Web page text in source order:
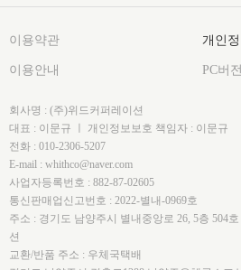
이용약관 개인
이용안내 PC버전
회사명 : (주)위드커퍼레이션
대표 : 이문규 ㅣ 개인정보보호 책임자 : 이문규
전화 : 010-2306-5207
E-mail : whithco@naver.com
사업자등록번호 : 882-87-02605
통신판매업신고번호 : 2022-별내-0969호
주소 : 경기도 남양주시 별내중앙로 26, 5층 504
션
교환/반품 주소 : 우체국택배